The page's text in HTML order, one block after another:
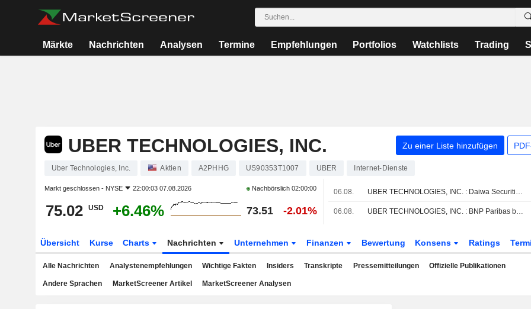
Märkte Nachrichten Analysen Termine Empfehlungen Portfolios Watchlists Trading
UBER TECHNOLOGIES, INC. Zu einer Liste hinzufügen
Uber Technologies, Inc. Aktien A2PHHG US90353T1007 UBER Internet-Dienste
Markt geschlossen - NYSE 22:00:03 07.08.2026 Nachbörslich02:00:00
75.02 USD +6.46% 73.51 -2.01%
06.08. UBER TECHNOLOGIES, INC. : Daiwa Securities gibt neutrale Bewertung ab
06.08. UBER TECHNOLOGIES, INC. : BNP Paribas bekräftigt seine Kaufempfehlung
Übersicht Kurse Charts Nachrichten Unternehmen Finanzen Bewertung Konsens Ratings
Alle Nachrichten Analystenempfehlungen Wichtige Fakten Insiders Transkripte Pressemitteilungen Offizielle Publikationen
Andere Sprachen MarketScreener Artikel MarketScreener Analysen